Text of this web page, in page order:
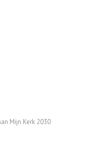
Mijn Kerk 2030